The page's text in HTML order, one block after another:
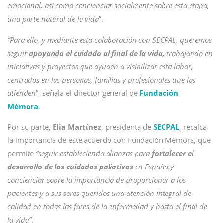
emocional, así como concienciar socialmente sobre esta etapa,
una parte natural de la vida”.
“Para ello, y mediante esta colaboración con SECPAL, queremos
seguirapoyando el cuidado al final de la vida, trabajando en
iniciativas y proyectos que ayuden a visibilizar esta labor,
centrados en las personas, familias y profesionales que las
atienden”, señala el director general de Fundación
Mémora.
Por su parte, Elia Martínez, presidenta de SECPAL, recalca
la importancia de este acuerdo con Fundación Mémora, que
permite “seguir estableciendo alianzas para fortalecer el
desarrollo de los cuidados paliativos en España y
concienciar sobre la importancia de proporcionar a los
pacientes y a sus seres queridos una atención integral de
calidad en todas las fases de la enfermedad y hasta el final de
la vida”.